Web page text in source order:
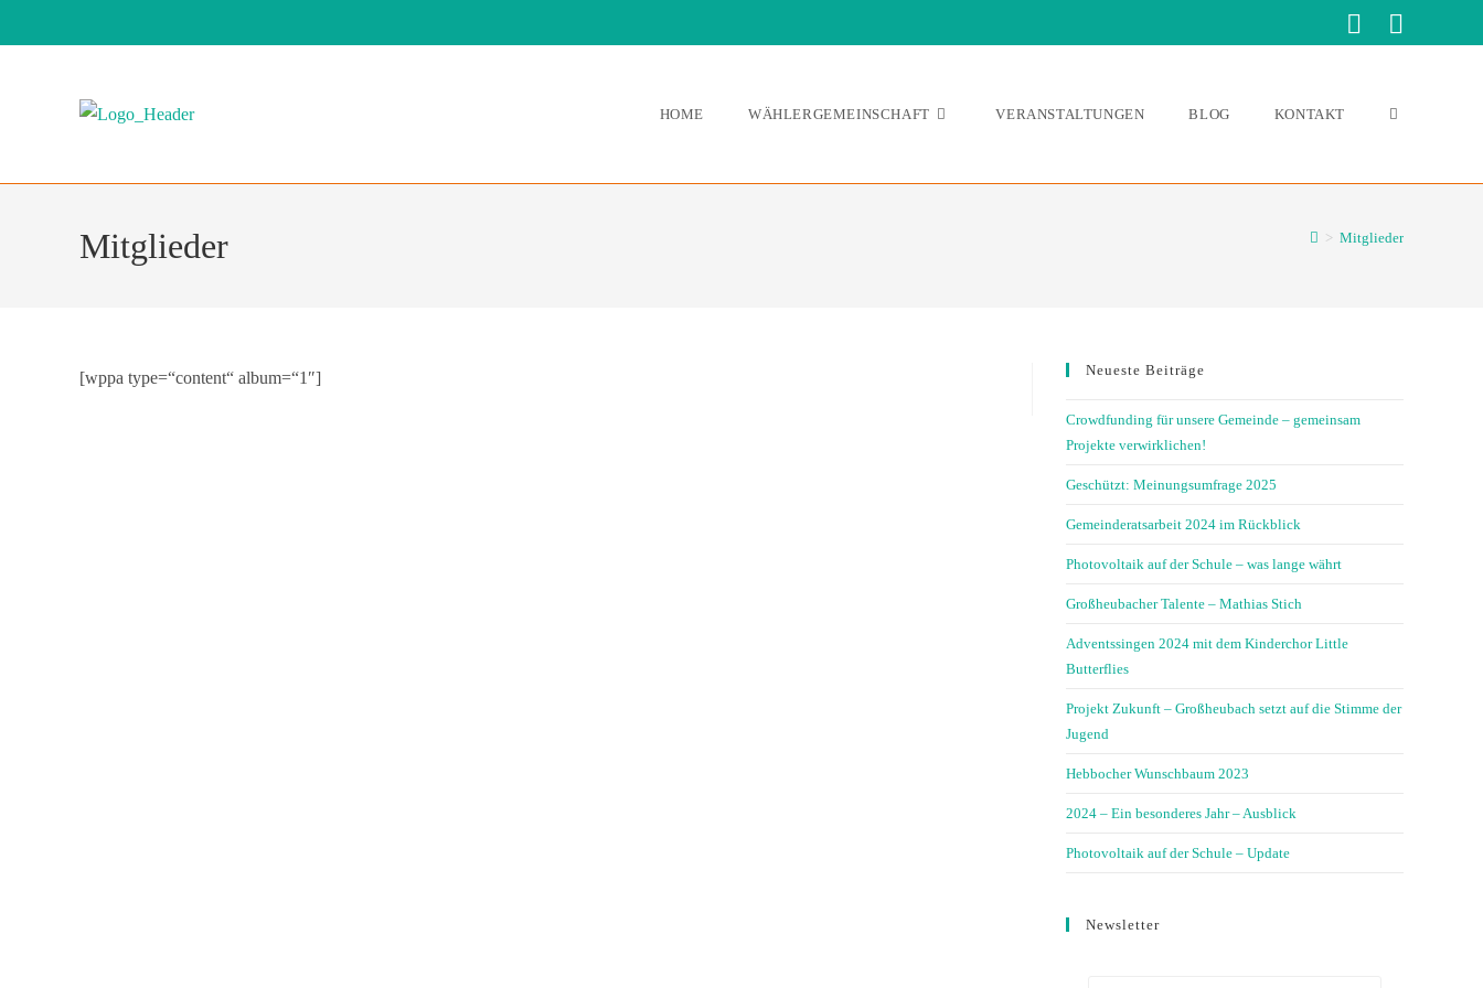
HOME WÄHLERGEMEINSCHAFT VERANSTALTUNGEN BLOG KONTAKT
Mitglieder > Mitglieder
[wppa type=“content“ album=“1″] Neueste Beiträge
Crowdfunding für unsere Gemeinde – gemeinsam
Projekte verwirklichen!
Geschützt: Meinungsumfrage 2025
Gemeinderatsarbeit 2024 im Rückblick
Photovoltaik auf der Schule – was lange währt
Großheubacher Talente – Mathias Stich
Adventssingen 2024 mit dem Kinderchor Little
Butterflies
Projekt Zukunft – Großheubach setzt auf die Stimme der
Jugend
Hebbocher Wunschbaum 2023
2024 – Ein besonderes Jahr – Ausblick
Photovoltaik auf der Schule – Update
Newsletter